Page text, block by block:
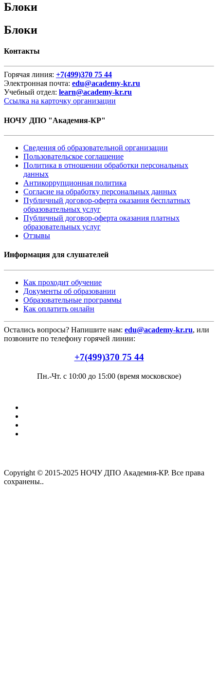
Блоки
Блоки
Контакты
Горячая линия: +7(499)370 75 44
Электронная почта: edu@academy-kr.ru
Учебный отдел: learn@academy-kr.ru
Ссылка на карточку организации
НОЧУ ДПО "Академия-КР"
Сведения об образовательной организации
Пользовательское соглашение
Политика в отношении обработки персональных
данных
Антикоррупционная политика
Согласие на обработку персональных данных
Публичный договор-оферта оказания бесплатных
образовательных услуг
Публичный договор-оферта оказания платных
образовательных услуг
Отзывы
Информация для слушателей
Как проходит обучение
Документы об образовании
Образовательные программы
Как оплатить онлайн
Остались вопросы? Напишите нам: edu@academy-kr.ru, или
позвоните по телефону горячей линии:
+7(499)370 75 44
Пн.-Чт. с 10:00 до 15:00 (время московское)
Copyright © 2015-2025 НОЧУ ДПО Академия-КР. Все права
сохранены..